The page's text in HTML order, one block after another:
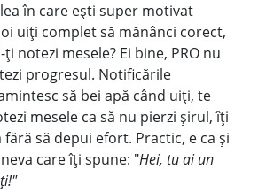
în care ești super motivat
uiți complet să mănânci corect,
notezi mesele? Ei bine, PRO nu
progresul. Notificările
să bei apă când uiți, te
mesele ca să nu pierzi șirul, îți
să depui efort. Practic, e ca și
care îți spune: "Hei, tu ai un